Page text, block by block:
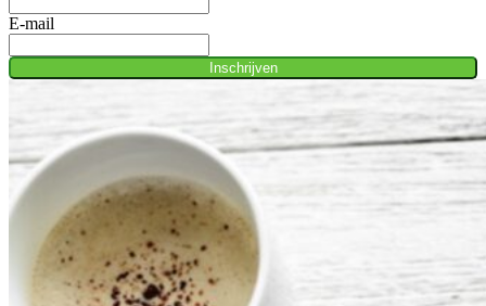
E-mail
Inschrijven